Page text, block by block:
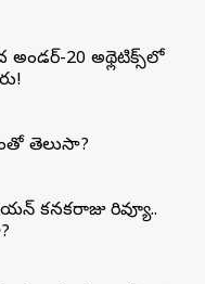
అండర్-20 అథ్లెటిక్స్‌లో
తెలుసా?
కనకరాజు రివ్యూ..